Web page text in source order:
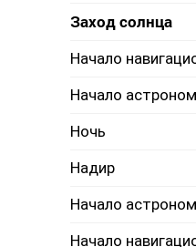
Заход солнца
Начало
Начало
Ночь
Надир
Начало
Начало